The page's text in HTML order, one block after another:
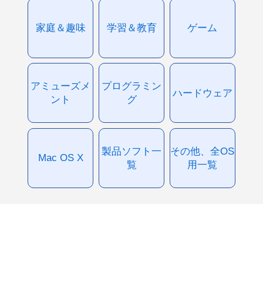
家庭＆趣味 学習＆教育 ゲーム
アミューズメ
ント
プログラミン
グ
ハードウェア
Mac OS X
製品ソフト一
覧
その他、全OS
用一覧